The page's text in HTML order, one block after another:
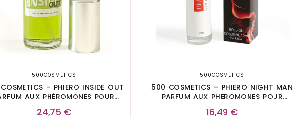
500COSMETICS
– PHIERO INSIDE OUT
AUX PHÉROMONES POUR
24,75 €
500COSMETICS
500 COSMETICS – PHIERO NIGHT MAN
PARFUM AUX PHEROMONES POUR
16,49 €